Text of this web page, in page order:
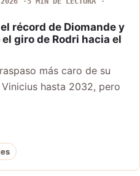
récord de Diomande y
giro de Rodri hacia el
más caro de su
hasta 2032, pero